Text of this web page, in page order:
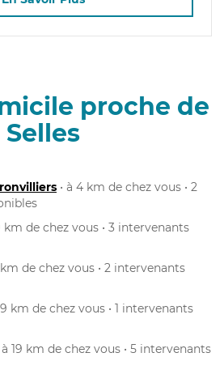
proche de
Selles
• à 4 km de chez vous • 2
km de chez vous • 3 intervenants
km de chez vous • 2 intervenants
km de chez vous • 1 intervenants
à 19 km de chez vous • 5 intervenants